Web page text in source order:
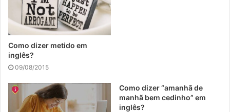
Como dizer metido em
inglês?
09/08/2015
Como dizer “amanhã de
manhã bem cedinho” em
inglês?